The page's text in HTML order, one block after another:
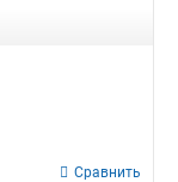
Сравнить